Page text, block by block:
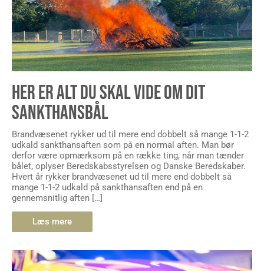
HER ER ALT DU SKAL VIDE OM DIT
SANKTHANSBÅL
Brandvæsenet rykker ud til mere end dobbelt så mange 1-1-2
derfor være opmærksom på en række ting, når man tænder
bålet, oplyser Beredskabsstyrelsen og Danske Beredskaber.
Hvert år rykker brandvæsenet ud til mere end dobbelt så
mange 1-1-2 udkald på sankthansaften end på en
gennemsnitlig aften […]
Læs mere